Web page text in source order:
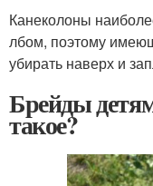
Канеколоны
лбом, поэтому
убирать наверх и
Брейды
такое?